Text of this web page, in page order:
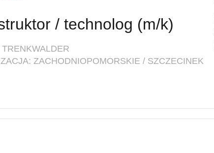
/ technolog (m/k)
ZACHODNIOPOMORSKIE / SZCZECINEK